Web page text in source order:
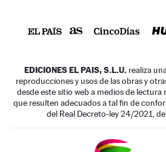
EDICIONES EL PAIS, S.L.U. realiza
reproducciones y usos de las obras y
desde este sitio web a medios de
que resulten adecuados a tal fin de
del Real Decreto-ley 24/2021,